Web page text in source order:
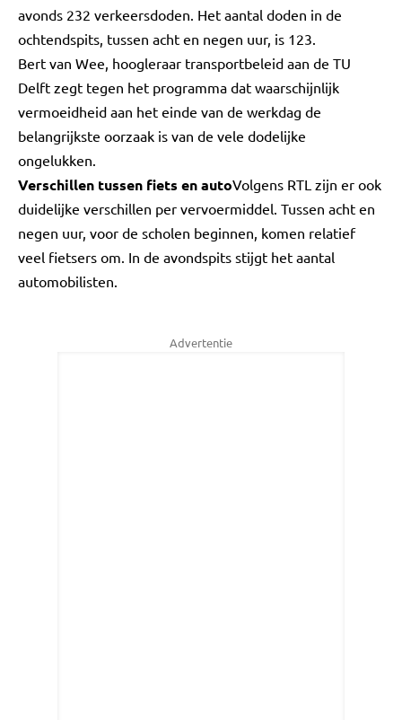
avonds 232 verkeersdoden. Het aantal doden in de
ochtendspits, tussen acht en negen uur, is 123.
Bert van Wee, hoogleraar transportbeleid aan de TU
Delft zegt tegen het programma dat waarschijnlijk
vermoeidheid aan het einde van de werkdag de
belangrijkste oorzaak is van de vele dodelijke
ongelukken.
Verschillen tussen fiets en autoVolgens RTL zijn er ook
duidelijke verschillen per vervoermiddel. Tussen acht en
negen uur, voor de scholen beginnen, komen relatief
veel fietsers om. In de avondspits stijgt het aantal
automobilisten.
Advertentie